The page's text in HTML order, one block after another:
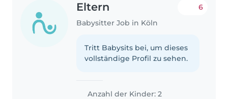
Eltern
Babysitter Job in Köln
6
Tritt Babysits bei, um dieses
vollständige Profil zu sehen.
Anzahl der Kinder: 2